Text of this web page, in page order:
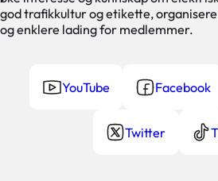
god trafikkultur og etikette,
og enklere lading for medlemmer.
YouTube Facebook
Twitter